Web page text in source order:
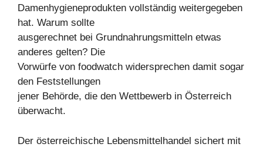
Damenhygieneprodukten vollständig weitergegeben
hat. Warum sollte
ausgerechnet bei Grundnahrungsmitteln etwas
anderes gelten? Die
Vorwürfe von foodwatch widersprechen damit sogar
den Feststellungen
jener Behörde, die den Wettbewerb in Österreich
überwacht.
Der österreichische Lebensmittelhandel sichert mit